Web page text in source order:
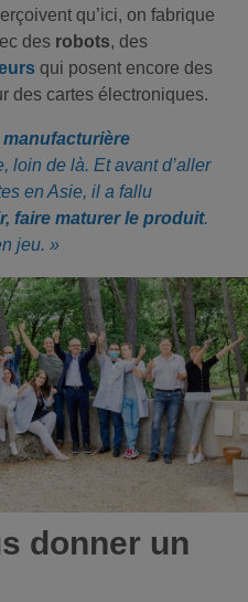
qu’ici, on fabrique
des robots, des
qui posent encore des
des cartes électroniques.
loin de là. Et avant d’aller
en Asie, il a fallu
faire maturer le produit.
jeu. »
donner un